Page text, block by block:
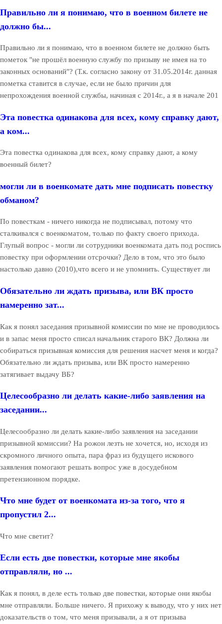
Правильно ли я понимаю, что в военном билете не
должно бы...
Правильно ли я понимаю, что в военном билете не должно быть
пометок "не прошёл военную службу по призыву не имея на то
законных оснований"? (Т.к. согласно закону от 31.05.2014г. данная
пометка ставится в случае, если не было причин для
непрохождения военной службы, начиная с 2014г., а я в начале 201
Эта повестка одинакова для всех, кому справку дают,
а ком...
Эта повестка одинакова для всех, кому справку дают, а кому
военный билет?
могли ли в военкомате дать мне подписать повестку
обманом?
По повесткам - ничего никогда не подписывал, потому что
сталкивался с военкоматом, только по факту своего прихода.
Глупый вопрос - могли ли сотрудники военкомата дать под роспись
повестку при оформлении отсрочки? Дело в том, что это было
настолько давно (2010),что всего и не упомнить. Существует ли
Обязательно ли ждать призыва, или ВК просто
намеренно зат...
Как я понял заседания призывной комиссии по мне не проводилось
и в запас меня просто списал начальник старого ВК? Должна ли
собираться призывная комиссия для решения насчет меня и когда?
Обязательно ли ждать призыва, или ВК просто намеренно
затягивает выдачу ВБ?
Целесообразно ли делать какие-либо заявления на
заседании...
Целесообразно ли делать какие-либо заявления на заседании
призывной комиссии? На рожон лезть не хочется, но, исходя из
скромного личного опыта, пара фраз из будущего искового
заявления помогают решать вопрос уже в досудебном
претензионном порядке.
Что мне будет от военкомата из-за того, что я
пропустил 2...
Что мне светит?
Если есть две повестки, которые мне якобы
отправляли, но ...
Как я понял, в деле есть только две повестки, которые они якобы
мне отправляли. Больше ничего. Я прихожу к выводу, что у них нет
доказательств о том, что меня призывали, а я от призыва